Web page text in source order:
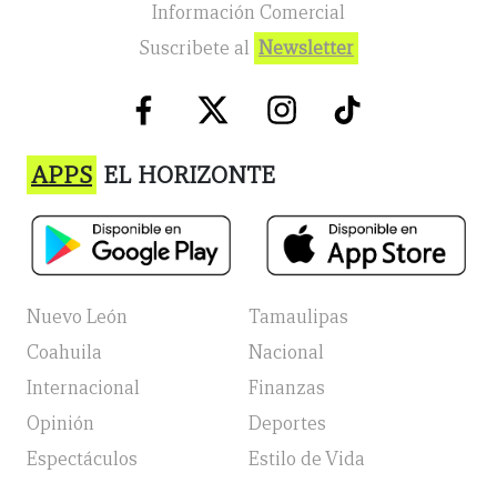
Información Comercial
Suscribete al Newsletter
APPS EL HORIZONTE
Nuevo León
Tamaulipas
Coahuila
Nacional
Internacional
Finanzas
Opinión
Deportes
Espectáculos
Estilo de Vida